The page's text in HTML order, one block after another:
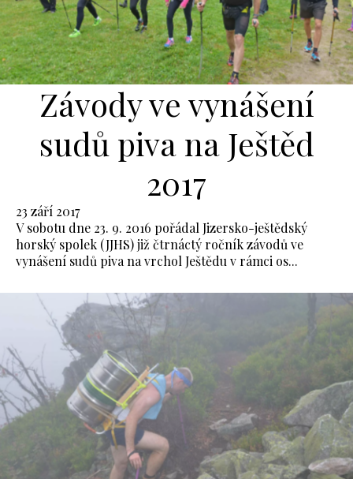
Závody ve vynášení
sudů piva na Ještěd
2017
23 září 2017
V sobotu dne 23. 9. 2016 pořádal Jizersko-ještědský
horský spolek (JJHS) již čtrnáctý ročník závodů ve
vynášení sudů piva na vrchol Ještědu v rámci os...